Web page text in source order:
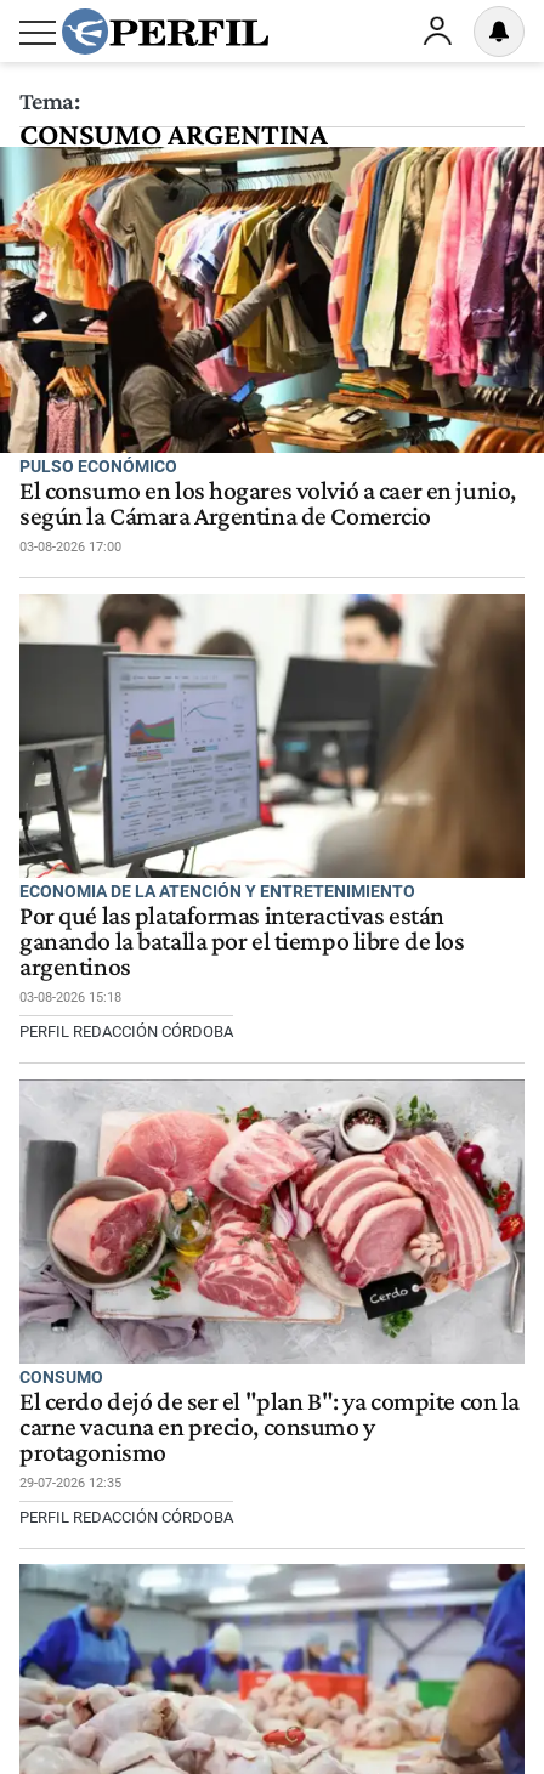
Tema:
CONSUMO ARGENTINA
PULSO ECONÓMICO
El consumo en los hogares volvió a caer en junio,
según la Cámara Argentina de Comercio
03-08-2026 17:00
ECONOMIA DE LA ATENCIÓN Y ENTRETENIMIENTO
Por qué las plataformas interactivas están
ganando la batalla por el tiempo libre de los
argentinos
03-08-2026 15:18
PERFIL REDACCIÓN CÓRDOBA
CONSUMO
El cerdo dejó de ser el "plan B": ya compite con la
carne vacuna en precio, consumo y
protagonismo
29-07-2026 12:35
PERFIL REDACCIÓN CÓRDOBA